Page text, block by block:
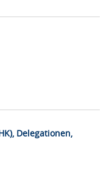
Delegationen,